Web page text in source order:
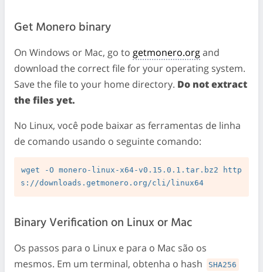
Get Monero binary
On Windows or Mac, go to getmonero.organd
download the correct file for your operating system.
Save the file to your home directory. Do not extract
the files yet.
No Linux, você pode baixar as ferramentas de linha
de comando usando o seguinte comando:
wget -O monero-linux-x64-v0.15.0.1.tar.bz2 http
Binary Verification on Linux or Mac
Os passos para o Linux e para o Mac são os
mesmos. Em um terminal, obtenha o hash
SHA256